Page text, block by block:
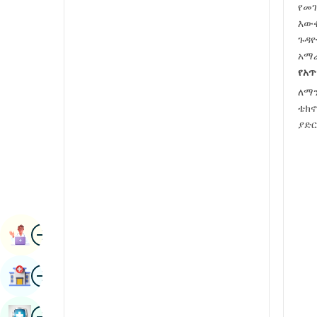
ምስልቀጠሮ ማስያዝ
ምስልሆስፒታል ፈልግ
ምስል